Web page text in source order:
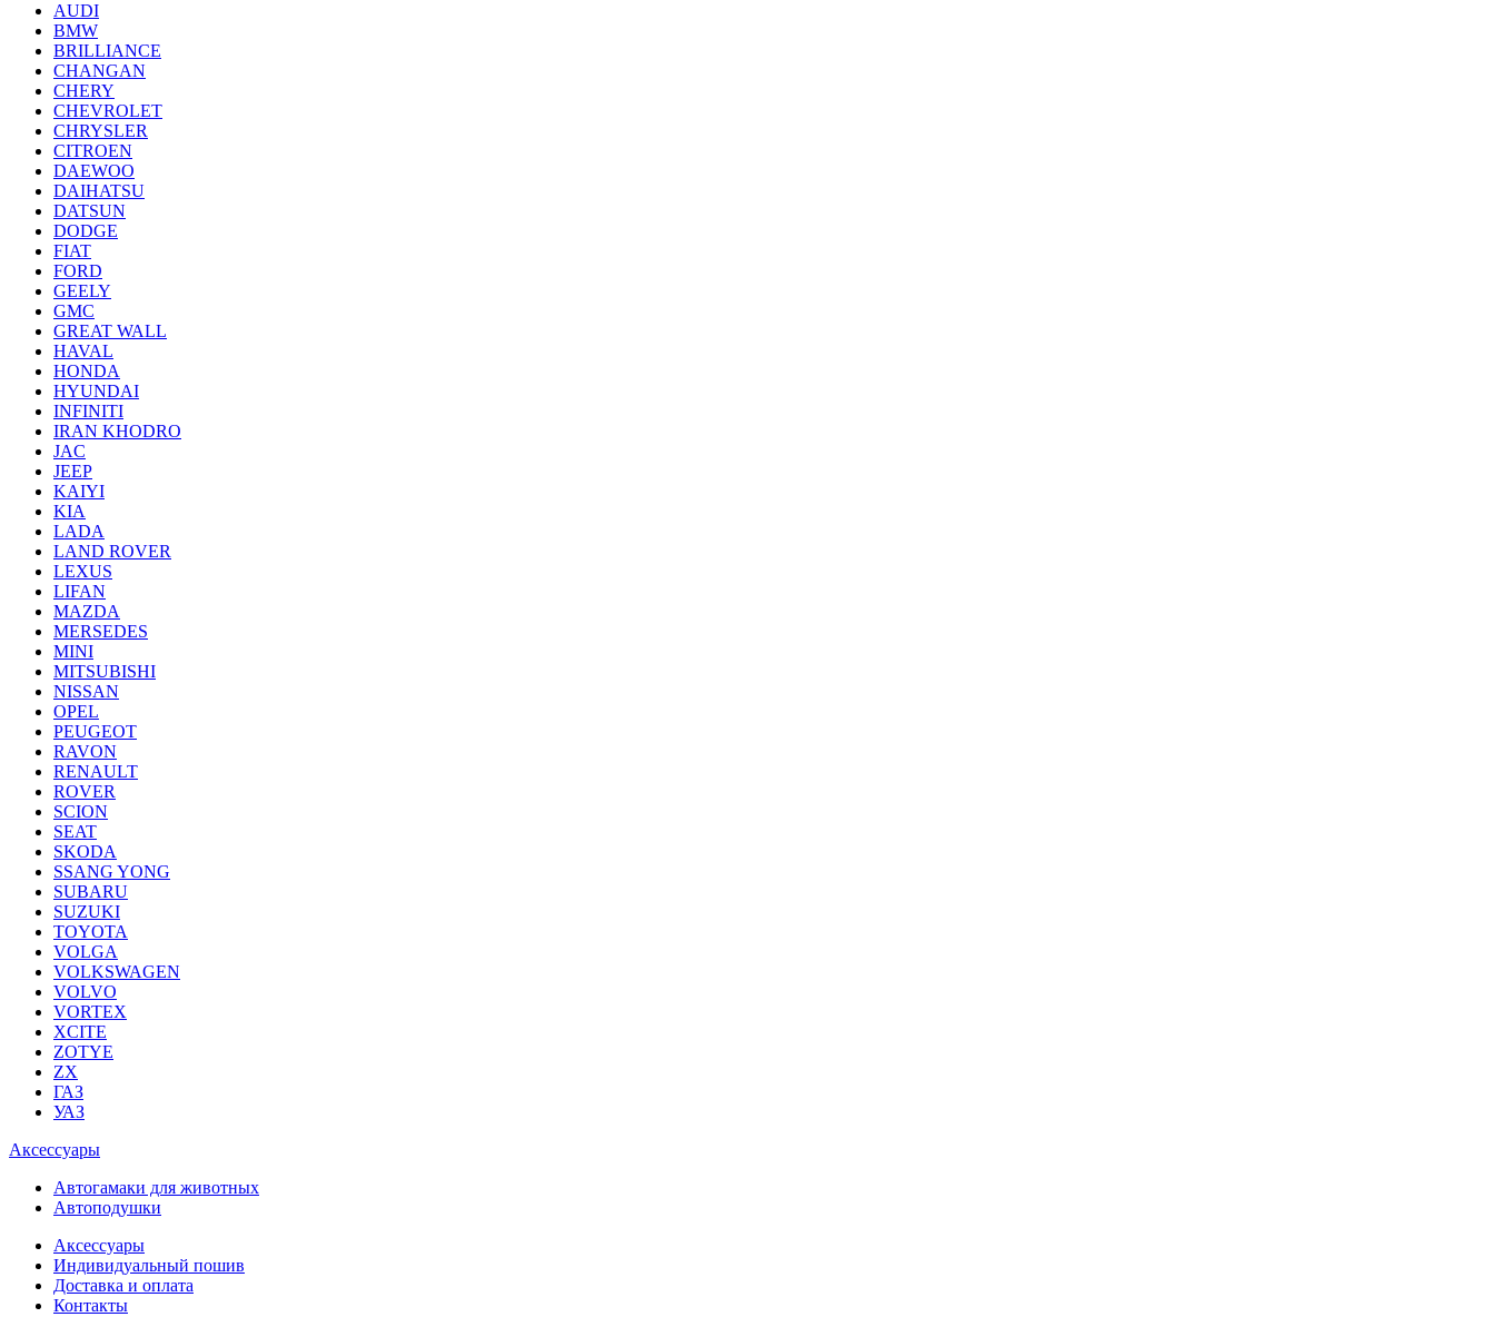
AUDI
BMW
BRILLIANCE
CHANGAN
CHERY
CHEVROLET
CHRYSLER
CITROEN
DAEWOO
DAIHATSU
DATSUN
DODGE
FIAT
FORD
GEELY
GMC
GREAT WALL
HAVAL
HONDA
HYUNDAI
INFINITI
IRAN KHODRO
JAC
JEEP
KAIYI
KIA
LADA
LAND ROVER
LEXUS
LIFAN
MAZDA
MERSEDES
MINI
MITSUBISHI
NISSAN
OPEL
PEUGEOT
RAVON
RENAULT
ROVER
SCION
SEAT
SKODA
SSANG YONG
SUBARU
SUZUKI
TOYOTA
VOLGA
VOLKSWAGEN
VOLVO
VORTEX
XCITE
ZOTYE
ZX
ГАЗ
УАЗ
Аксессуары
Автогамаки для животных
Автоподушки
Аксессуары
Индивидуальный пошив
Доставка и оплата
Контакты